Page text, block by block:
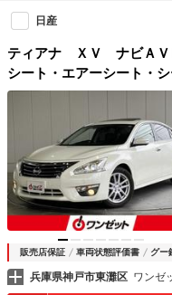
日産
ティアナ ＸＶ ナビＡＶ
シート・エアーシート・
正ナビ・フルセグ・アラ
ポットモニター・コーナ
キセノンライト
販売店保証 車両状態評価書 グー
兵庫県神戸市東灘区 ワンゼ